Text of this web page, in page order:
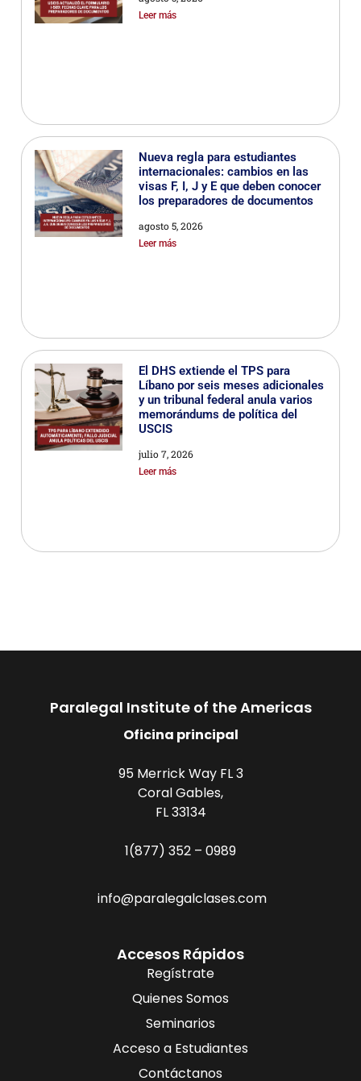
Leer más
Nueva regla para estudiantes
internacionales: cambios en las
visas F, I, J y E que deben conocer
los preparadores de documentos
agosto 5, 2026
Leer más
El DHS extiende el TPS para
Líbano por seis meses adicionales
y un tribunal federal anula varios
memorándums de política del
USCIS
julio 7, 2026
Leer más
Paralegal Institute of the Americas
Oficina principal
95 Merrick Way FL 3
Coral Gables,
FL 33134
1(877) 352 – 0989
info@paralegalclases.com
Accesos Rápidos
Regístrate
Quienes Somos
Seminarios
Acceso a Estudiantes
Contáctanos